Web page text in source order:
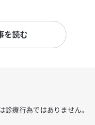
を読む
療行為ではありません。